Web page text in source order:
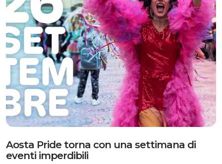
Aosta Pride torna con una settimana di
eventi imperdibili